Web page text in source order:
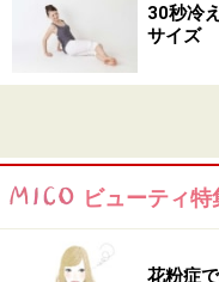
30秒冷
サイズ
ビューティ
花粉症